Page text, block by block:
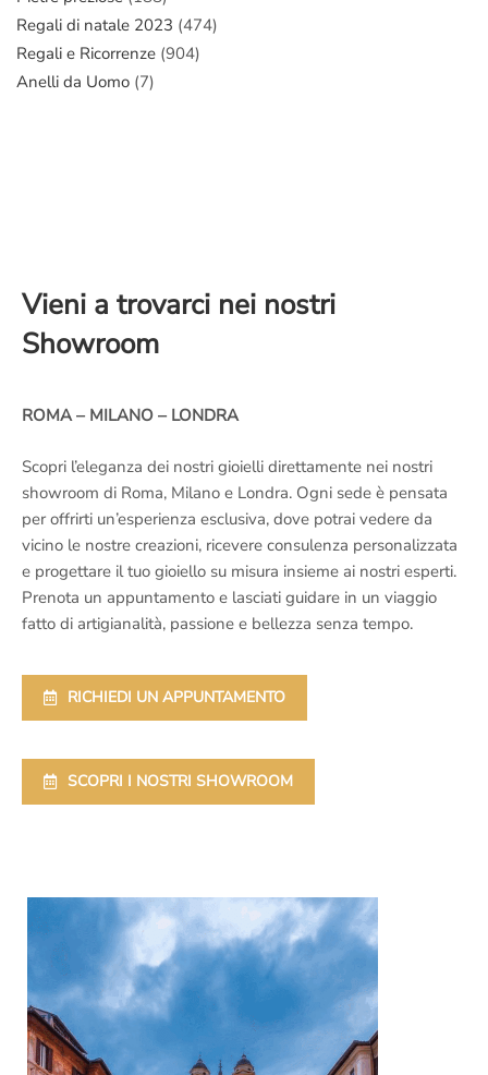
Regali di natale 2023 (474)
Regali e Ricorrenze (904)
Anelli da Uomo (7)
Vieni a trovarci nei nostri
Showroom
ROMA – MILANO – LONDRA
Scopri l’eleganza dei nostri gioielli direttamente nei nostri
showroom di Roma, Milano e Londra. Ogni sede è pensata
per offrirti un’esperienza esclusiva, dove potrai vedere da
vicino le nostre creazioni, ricevere consulenza personalizzata
e progettare il tuo gioiello su misura insieme ai nostri esperti.
Prenota un appuntamento e lasciati guidare in un viaggio
fatto di artigianalità, passione e bellezza senza tempo.
RICHIEDI UN APPUNTAMENTO
SCOPRI I NOSTRI SHOWROOM